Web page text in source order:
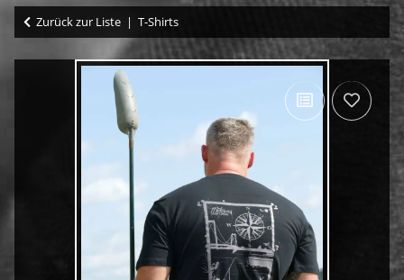
Zurück zur Liste T-Shirts